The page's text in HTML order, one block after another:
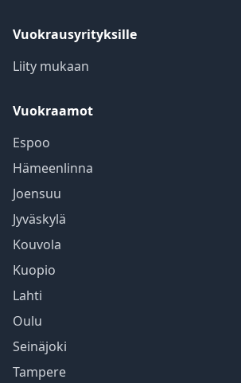
Vuokrausyrityksille
Liity mukaan
Vuokraamot
Espoo
Hämeenlinna
Joensuu
Jyväskylä
Kouvola
Kuopio
Lahti
Oulu
Seinäjoki
Tampere